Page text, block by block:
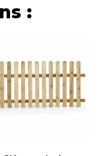
: